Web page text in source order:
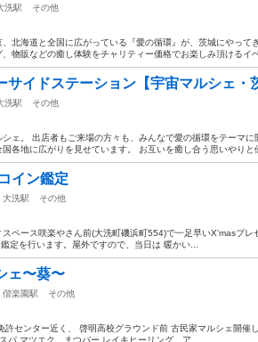
洗駅
その他
北海道と全国に広がっている『愛の循環』が、茨城にやって
物販などの癒し体験をチャリティー価格でお楽しみ頂けるイ
サイドステーション【宇宙マルシェ・
洗駅
その他
ェ。 出店者もご来場の方々も、みんなで愛の循環をテーマに
各地に広がりを見せています。 お互いを癒し合う思いやりと
イン鑑定
大洗駅
その他
ペース咲楽やさん前(大洗町磯浜町554)で一足早いX'masプレ
定を行います。屋外ですので、当日は 暖かい...
ェ〜葵〜
偕楽園駅
その他
センター近く、 啓明高校グラウンド前 古民家マルシェ開催
パ マツエク、まつパー レイキヒーリング、ア...